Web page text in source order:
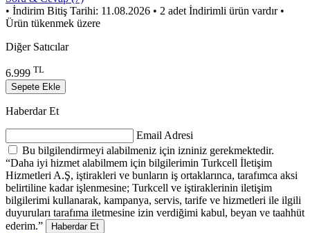
• İndirim Bitiş Tarihi: 11.08.2026 • 2 adet İndirimli ürün vardır •
Ürün tükenmek üzere
Diğer Satıcılar
6.999 TL
Sepete Ekle
Haberdar Et
Email Adresi
Bu bilgilendirmeyi alabilmeniz için izniniz gerekmektedir.
“Daha iyi hizmet alabilmem için bilgilerimin Turkcell İletişim
Hizmetleri A.Ş, iştirakleri ve bunların iş ortaklarınca, tarafımca aksi
belirtiline kadar işlenmesine; Turkcell ve iştiraklerinin iletişim
bilgilerimi kullanarak, kampanya, servis, tarife ve hizmetleri ile ilgili
duyuruları tarafıma iletmesine izin verdiğimi kabul, beyan ve taahhüt
ederim.”
Haberdar Et